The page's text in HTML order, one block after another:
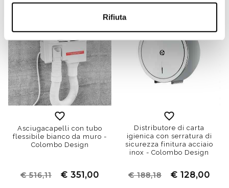
Rifiuta
Asciugacapelli con tubo
flessibile bianco da muro -
Colombo Design
€ 516,11 € 351,00
Distributore di carta
igienica con serratura di
sicurezza finitura acciaio
inox - Colombo Design
€ 188,18 € 128,00